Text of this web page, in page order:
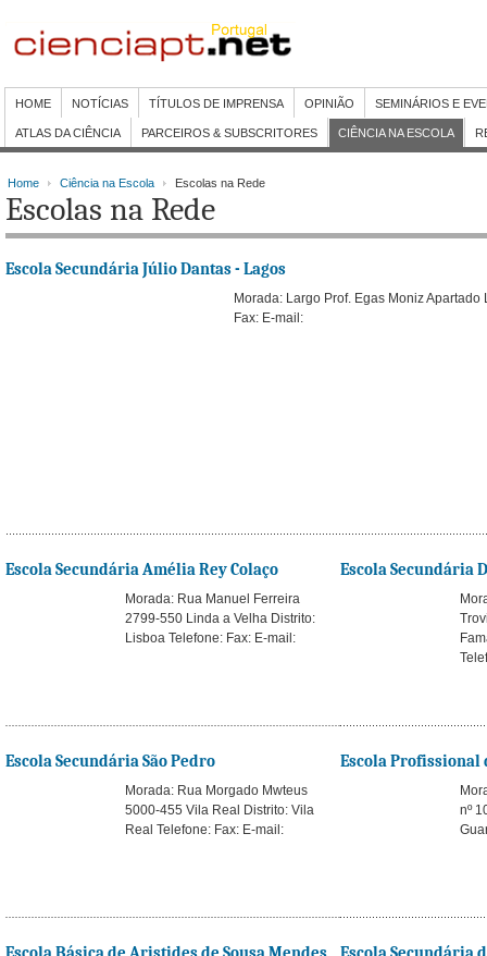
HOME NOTÍCIAS TÍTULOS DE IMPRENSA OPINIÃO SEMINÁRIOS E
ATLAS DA CIÊNCIA PARCEIROS & SUBSCRITORES CIÊNCIA NA ESCOLA
Home Ciência na Escola Escolas na Rede
Escolas na Rede
Escola Secundária Júlio Dantas - Lagos
Morada: Largo Prof. Egas Moniz
Fax: E-mail:
Escola Secundária Amélia Rey Colaço
Morada: Rua Manuel Ferreira
2799-550 Linda a Velha Distrito:
Lisboa Telefone: Fax: E-mail:
Escola Secundária
Escola Secundária São Pedro
Morada: Rua Morgado Mwteus
5000-455 Vila Real Distrito: Vila
Real Telefone: Fax: E-mail:
Escola Profissional
nº